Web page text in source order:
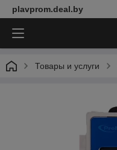
plavprom.deal.by
Товары и услуги